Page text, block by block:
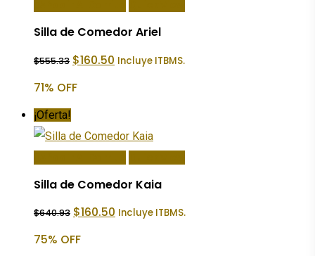
Silla de Comedor Ariel
$555.33 El
precio
era:
$160.50 El
precio
Incluye ITBMS.
71% OFF
¡Oferta!
Silla de Comedor Kaia
$640.93 El
precio
era:
$160.50 El
precio
Incluye ITBMS.
75% OFF